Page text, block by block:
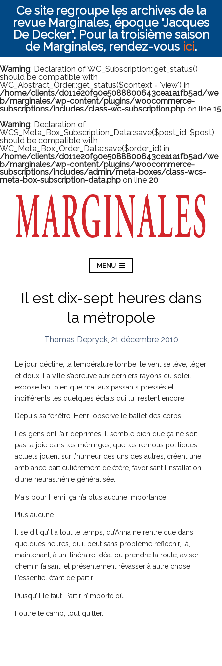
Ce site regroupe les archives de la
revue Marginales, époque "Jacques
De Decker". Pour la troisième saison
de Marginales, rendez-vous ici.
Warning: Declaration of WC_Subscription::get_status()
should be compatible with
WC_Abstract_Order::get_status($context = 'view') in
/home/clients/d011e20f90e5088800643cea1a1fb5ad/we
b/marginales/wp-content/plugins/woocommerce-
subscriptions/includes/class-wc-subscription.php on line 15
Warning: Declaration of
WCS_Meta_Box_Subscription_Data::save($post_id, $post)
should be compatible with
WC_Meta_Box_Order_Data::save($order_id) in
/home/clients/d011e20f90e5088800643cea1a1fb5ad/we
b/marginales/wp-content/plugins/woocommerce-
subscriptions/includes/admin/meta-boxes/class-wcs-
meta-box-subscription-data.php on line 20
MENU
Il est dix-sept heures dans
la métropole
Thomas Depryck, 21 décembre 2010
Le jour décline, la température tombe, le vent se lève, léger
et doux. La ville s’abreuve aux derniers rayons du soleil,
expose tant bien que mal aux passants pressés et
indifférents les quelques éclats qui lui restent encore.
Depuis sa fenêtre, Henri observe le ballet des corps.
Les gens ont l’air déprimés. Il semble bien que ça ne soit
pas la joie dans les méninges, que les remous politiques
actuels jouent sur l’humeur des uns des autres, créent une
ambiance particulièrement délétère, favorisant l’installation
d’une neurasthénie généralisée.
Mais pour Henri, ça n’a plus aucune importance.
Plus aucune.
Il se dit qu’il a tout le temps, qu’Anna ne rentre que dans
quelques heures, qu’il peut sans problème réfléchir, là,
maintenant, à un itinéraire idéal ou prendre la route, aviser
chemin faisant, et présentement rêvasser à autre chose.
L’essentiel étant de partir.
Puisqu’il le faut. Partir n’importe où.
Foutre le camp, tout quitter.